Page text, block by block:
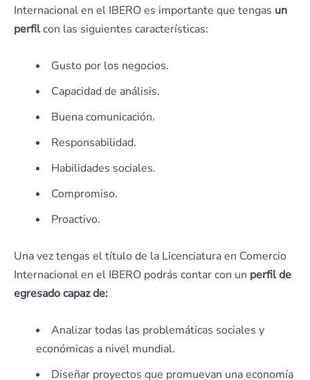
Internacional en el IBERO es importante que tengas un
perfilcon las siguientes características:
Gusto por los negocios.
Capacidad de análisis.
Buena comunicación.
Responsabilidad.
Habilidades sociales.
Compromiso.
Proactivo.
Una vez tengas el título de la Licenciatura en Comercio
Internacional en el IBERO podrás contar con un perfil de
egresado capaz de:
Analizar todas las problemáticas sociales y
económicas a nivel mundial.
Diseñar proyectos que promuevan una economía